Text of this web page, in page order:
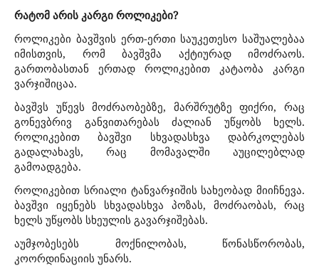
რატომ არის კარგი როლიკები?
როლიკები ბავშვის ერთ-ერთი საუკეთესო საშუალებაა
იმისთვის, რომ ბავშვმა აქტიურად იმოძრაოს.
გართობასთან ერთად როლიკებით კატაობა კარგი
ვარჯიშიცაა.
ბავშვს უწევს მოძრაობებზე, მარშრუტზე ფიქრი, რაც
გონევბრივ განვითარებას ძალიან უწყობს ხელს.
როლიკებით ბავშვი სხვადასხვა დაბრკოლებას
გადალახავს, რაც მომავალში აუცილებლად
გამოადგება.
როლიკებით სრიალი ტანვარჯიშის სახეობად მიიჩნევა.
ბავშვი იყენებს სხვადასხვა პოზას, მოძრაობას, რაც
ხელს უწყობს სხეულის გავარჯიშებას.
აუმჯობესებს მოქნილობას, წონასწორობას,
კოორდინაციის უნარს.